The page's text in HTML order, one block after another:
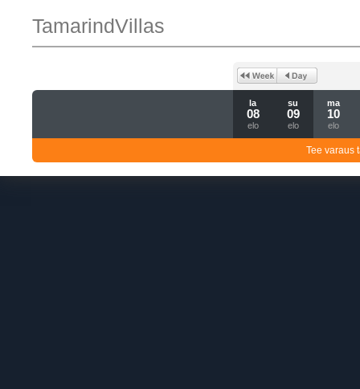
TamarindVillas
la
08
elo
su
09
elo
ma
10
elo
Tee varaus